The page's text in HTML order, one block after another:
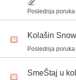
Poslednja poruka
Kolašin
Poslednja poruka
SmeŠtaj u